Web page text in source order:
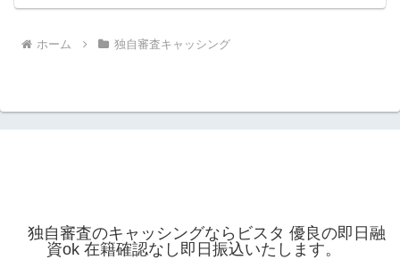
ホーム 独自審査キャッシング
独自審査のキャッシングならビスタ 優良の即日融
資ok 在籍確認なし即日振込いたします。